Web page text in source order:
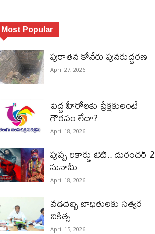
Most Popular
పురాత‌న కోనేరు పున‌రుద్ధ‌ర‌ణ
April 27, 2026
పెద్ద హీరోల‌కు ప్రేక్ష‌కులంటే
గౌర‌వం లేదా?
April 18, 2026
పుష్ప రికార్డు ఔట్‌.. దురంధ‌ర్ 2
సునామీ
April 18, 2026
వడదెబ్బ బాధితులకు సత్వర
చికిత్స
April 15, 2026